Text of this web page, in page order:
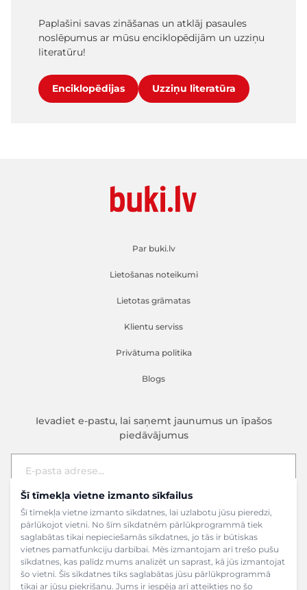
Šī tīmekļa vietne izmanto sīkfailus
Šī tīmekļa vietne izmanto sīkdatnes, lai uzlabotu jūsu pieredzi,
pārlūkojot vietni. No šīm sīkdatnēm pārlūkprogrammā tiek
saglabātas tikai nepieciešamās sīkdatnes, jo tās ir būtiskas
vietnes pamatfunkciju darbībai. Mēs izmantojam arī trešo pušu
sīkdatnes, kas palīdz mums analizēt un saprast, kā jūs izmantojat
šo vietni. Šīs sīkdatnes tiks saglabātas jūsu pārlūkprogrammā
tikai ar jūsu piekrišanu. Jums ir iespēja arī atteikties no šo
Paplašini savas zināšanas un atklāj pasaules
noslēpumus ar mūsu enciklopēdijām un uzziņu
literatūru!
Enciklopēdijas Uzziņu literatūra
Par buki.lv
Lietošanas noteikumi
Lietotas grāmatas
Klientu serviss
Privātuma politika
Blogs
Ievadiet e-pastu, lai saņemt jaunumus un īpašos
piedāvājumus
E-pasta adrese
Pieteikties